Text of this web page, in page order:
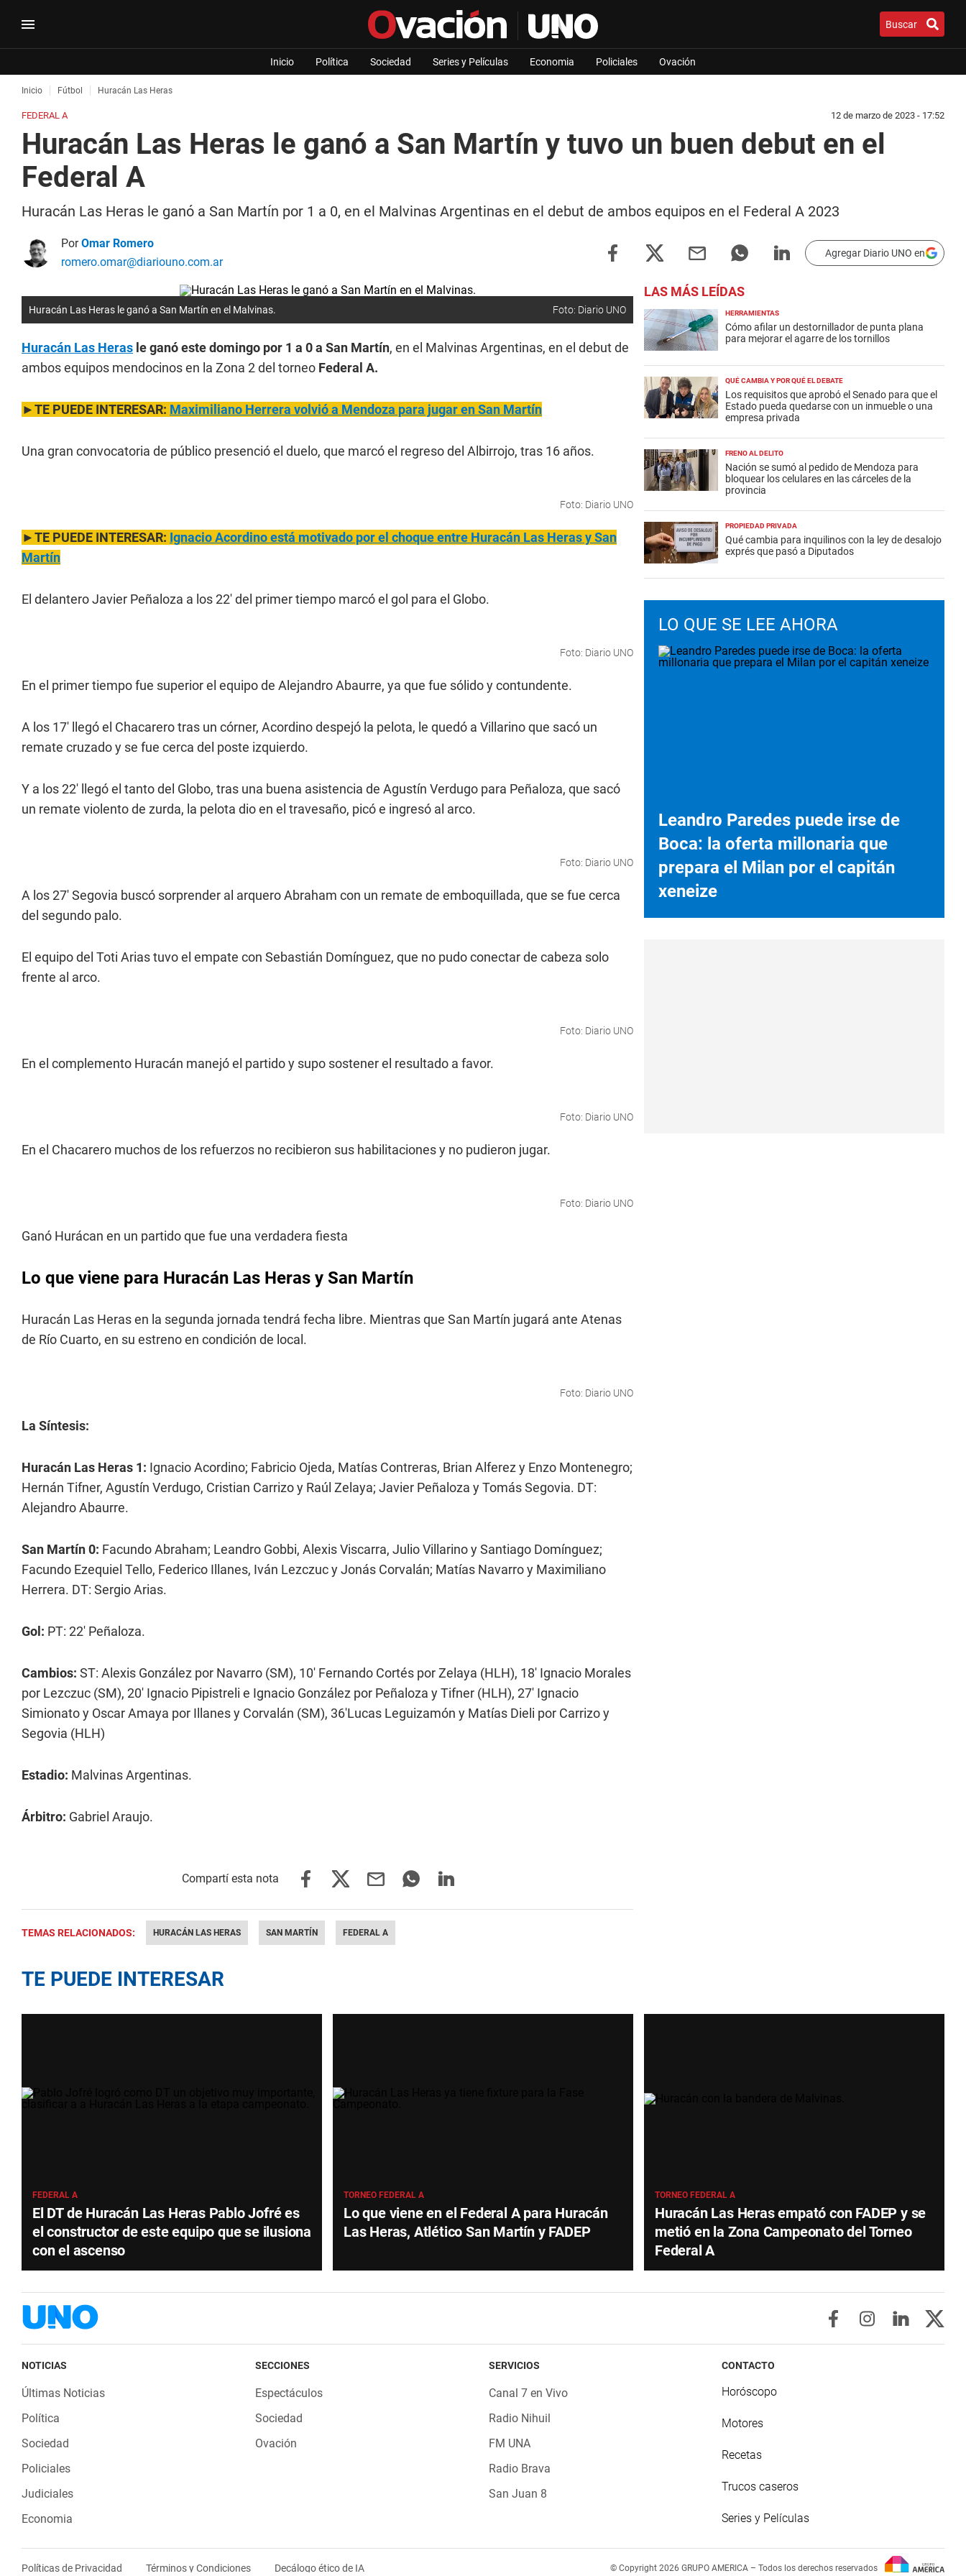
Buscar
Inicio Política Sociedad Series y Películas Economia Policiales Ovación
Inicio Fútbol Huracán Las Heras
FEDERAL A 12 de marzo de 2023 - 17:52
Huracán Las Heras le ganó a San Martín y tuvo un buen debut en el
Federal A
Huracán Las Heras le ganó a San Martín por 1 a 0, en el Malvinas Argentinas en el debut de ambos equipos en el Federal A 2023
PorOmar Romero
romero.omar@diariouno.com.ar
Agregar Diario UNO en
Huracán Las Heras le ganó a San Martín en el Malvinas. Foto: Diario UNO
Huracán Las Heras le ganó este domingo por 1 a 0 a San Martín, en el Malvinas Argentinas, en el debut de
ambos equipos mendocinos en la Zona 2 del torneo Federal A.
►TE PUEDE INTERESAR: Maximiliano Herrera volvió a Mendoza para jugar en San Martín
Una gran convocatoria de público presenció el duelo, que marcó el regreso del Albirrojo, tras 16 años.
Foto: Diario UNO
►TE PUEDE INTERESAR: Ignacio Acordino está motivado por el choque entre Huracán Las Heras y San
Martín
El delantero Javier Peñaloza a los 22' del primer tiempo marcó el gol para el Globo.
Foto: Diario UNO
En el primer tiempo fue superior el equipo de Alejandro Abaurre, ya que fue sólido y contundente.
A los 17' llegó el Chacarero tras un córner, Acordino despejó la pelota, le quedó a Villarino que sacó un
remate cruzado y se fue cerca del poste izquierdo.
Y a los 22' llegó el tanto del Globo, tras una buena asistencia de Agustín Verdugo para Peñaloza, que sacó
un remate violento de zurda, la pelota dio en el travesaño, picó e ingresó al arco.
Foto: Diario UNO
A los 27' Segovia buscó sorprender al arquero Abraham con un remate de emboquillada, que se fue cerca
del segundo palo.
El equipo del Toti Arias tuvo el empate con Sebastián Domínguez, que no pudo conectar de cabeza solo
frente al arco.
Foto: Diario UNO
En el complemento Huracán manejó el partido y supo sostener el resultado a favor.
Foto: Diario UNO
En el Chacarero muchos de los refuerzos no recibieron sus habilitaciones y no pudieron jugar.
Foto: Diario UNO
Ganó Hurácan en un partido que fue una verdadera fiesta
Lo que viene para Huracán Las Heras y San Martín
Huracán Las Heras en la segunda jornada tendrá fecha libre. Mientras que San Martín jugará ante Atenas
de Río Cuarto, en su estreno en condición de local.
Foto: Diario UNO
La Síntesis:
Huracán Las Heras 1: Ignacio Acordino; Fabricio Ojeda, Matías Contreras, Brian Alferez y Enzo Montenegro;
Hernán Tifner, Agustín Verdugo, Cristian Carrizo y Raúl Zelaya; Javier Peñaloza y Tomás Segovia. DT:
Alejandro Abaurre.
San Martín 0: Facundo Abraham; Leandro Gobbi, Alexis Viscarra, Julio Villarino y Santiago Domínguez;
Facundo Ezequiel Tello, Federico Illanes, Iván Lezczuc y Jonás Corvalán; Matías Navarro y Maximiliano
Herrera. DT: Sergio Arias.
Gol: PT: 22' Peñaloza.
Cambios: ST: Alexis González por Navarro (SM), 10' Fernando Cortés por Zelaya (HLH), 18' Ignacio Morales
por Lezczuc (SM), 20' Ignacio Pipistreli e Ignacio González por Peñaloza y Tifner (HLH), 27' Ignacio
Simionato y Oscar Amaya por Illanes y Corvalán (SM), 36'Lucas Leguizamón y Matías Dieli por Carrizo y
Segovia (HLH)
Estadio: Malvinas Argentinas.
Árbitro: Gabriel Araujo.
TEMAS RELACIONADOS: HURACÁN LAS HERAS SAN MARTÍN FEDERAL A
LAS MÁS LEÍDAS
HERRAMIENTAS
Cómo afilar un destornillador de punta plana
para mejorar el agarre de los tornillos
QUÉ CAMBIA Y POR QUÉ EL DEBATE
Los requisitos que aprobó el Senado para que el
Estado pueda quedarse con un inmueble o una
empresa privada
FRENO AL DELITO
Nación se sumó al pedido de Mendoza para
bloquear los celulares en las cárceles de la
provincia
PROPIEDAD PRIVADA
Qué cambia para inquilinos con la ley de desalojo
exprés que pasó a Diputados
LO QUE SE LEE AHORA
Leandro Paredes puede irse de
Boca: la oferta millonaria que
prepara el Milan por el capitán
xeneize
TE PUEDE INTERESAR
FEDERAL A
El DT de Huracán Las Heras Pablo Jofré es
el constructor de este equipo que se ilusiona
con el ascenso
TORNEO FEDERAL A
Lo que viene en el Federal A para Huracán
Las Heras, Atlético San Martín y FADEP
TORNEO FEDERAL A
Huracán Las Heras empató con FADEP y se
metió en la Zona Campeonato del Torneo
Federal A
NOTICIAS
Últimas Noticias
Política
Sociedad
Policiales
Judiciales
Economia
SECCIONES
Espectáculos
Sociedad
Ovación
SERVICIOS
Canal 7 en Vivo
Radio Nihuil
FM UNA
Radio Brava
San Juan 8
CONTACTO
Horóscopo
Motores
Recetas
Trucos caseros
Series y Películas
Políticas de Privacidad Términos y Condiciones Decálogo ético de IA © Copyright 2026 GRUPO AMERICA – Todos los derechos reservados